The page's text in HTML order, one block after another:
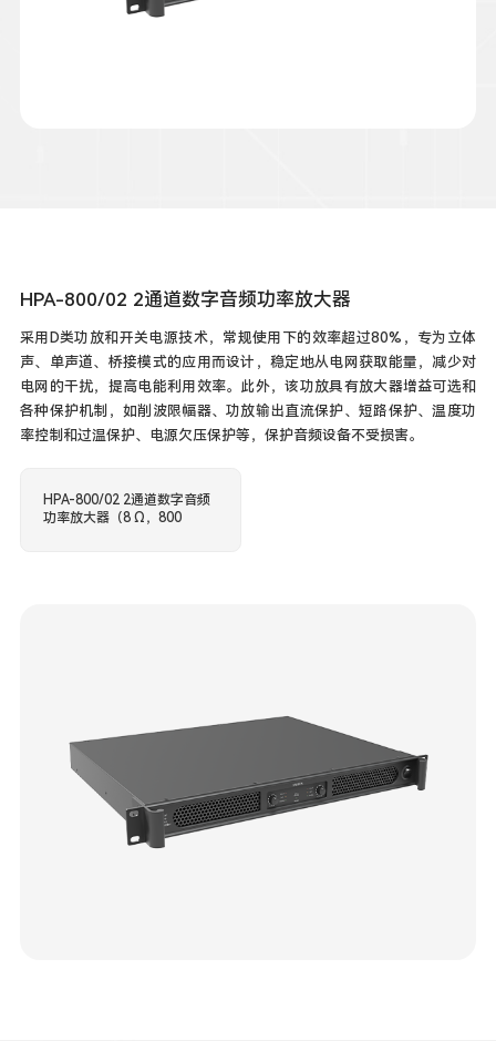
HPA-800/02 2通道数字音频功率放大器
采用D类功放和开关电源技术，常规使用下的效率超过80%，专为立体
声、单声道、桥接模式的应用而设计，稳定地从电网获取能量，减少对
电网的干扰，提高电能利用效率。此外，该功放具有放大器增益可选和
各种保护机制，如削波限幅器、功放输出直流保护、短路保护、温度功
率控制和过温保护、电源欠压保护等，保护音频设备不受损害。
HPA-800/02 2通道数字音频
功率放大器（8 Ω，800